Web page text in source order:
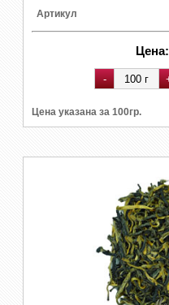
Артикул
Цена:
Цена указана за 100гр.